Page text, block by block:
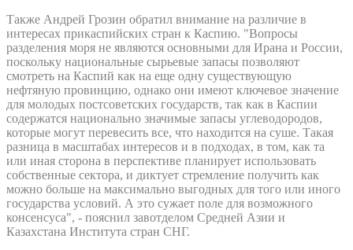
Также Андрей Грозин обратил внимание на различие в
интересах прикаспийских стран к Каспию. "Вопросы
разделения моря не являются основными для Ирана и России,
поскольку национальные сырьевые запасы позволяют
смотреть на Каспий как на еще одну существующую
нефтяную провинцию, однако они имеют ключевое значение
для молодых постсоветских государств, так как в Каспии
содержатся национально значимые запасы углеводородов,
которые могут перевесить все, что находится на суше. Такая
разница в масштабах интересов и в подходах, в том, как та
или иная сторона в перспективе планирует использовать
собственные сектора, и диктует стремление получить как
можно больше на максимально выгодных для того или иного
государства условий. А это сужает поле для возможного
консенсуса", - пояснил завотделом Средней Азии и
Казахстана Института стран СНГ.